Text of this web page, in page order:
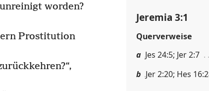
worden?
Prostitution
Jeremia 3:1
Querverweise
a Jes 24:5; Jer 2:7
b Jer 2:20; Hes